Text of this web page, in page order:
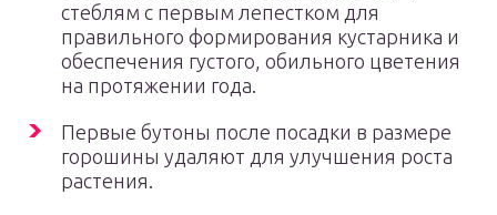
стеблям с первым лепестком для
правильного формирования кустарника и
обеспечения густого, обильного цветения
на протяжении года.
Первые бутоны после посадки в размере
горошины удаляют для улучшения роста
растения.